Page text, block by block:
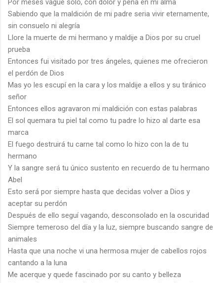
Sabiendo que la maldición de mi padre seria vivir eternamente,
sin consuelo ni alegría
Llore la muerte de mi hermano y maldije a Dios por su cruel
prueba
Entonces fui visitado por tres ángeles, quienes me ofrecieron
el perdón de Dios
Mas yo les escupí en la cara y los maldije a ellos y su tiránico
señor
Entonces ellos agravaron mi maldición con estas palabras
El sol quemara tu piel tal como tu padre lo hizo al darte esa
marca
El fuego destruirá tu carne tal como lo hizo con la de tu
hermano
Y la sangre será tu único sustento en recuerdo de tu hermano
Abel
Esto será por siempre hasta que decidas volver a Dios y
aceptar su perdón
Después de ello seguí vagando, desconsolado en la oscuridad
Siempre temeroso del día y la luz, siempre buscando sangre de
animales
Hasta que una noche vi una hermosa mujer de cabellos rojos
cantando a la luna
Me acerque y quede fascinado por su canto y belleza